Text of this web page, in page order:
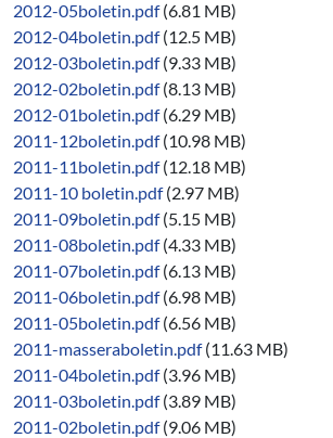
2012-05boletin.pdf (6.81 MB)
2012-04boletin.pdf (12.5 MB)
2012-03boletin.pdf (9.33 MB)
2012-02boletin.pdf (8.13 MB)
2012-01boletin.pdf (6.29 MB)
2011-12boletin.pdf (10.98 MB)
2011-11boletin.pdf (12.18 MB)
2011-10 boletin.pdf (2.97 MB)
2011-09boletin.pdf (5.15 MB)
2011-08boletin.pdf (4.33 MB)
2011-07boletin.pdf (6.13 MB)
2011-06boletin.pdf (6.98 MB)
2011-05boletin.pdf (6.56 MB)
2011-masseraboletin.pdf (11.63 MB)
2011-04boletin.pdf (3.96 MB)
2011-03boletin.pdf (3.89 MB)
2011-02boletin.pdf (9.06 MB)